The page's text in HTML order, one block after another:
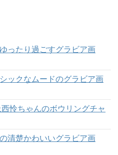
ったり過ごすグラビア画
ックなムードのグラビア画
怜ちゃんのボウリングチャ
清楚かわいいグラビア画